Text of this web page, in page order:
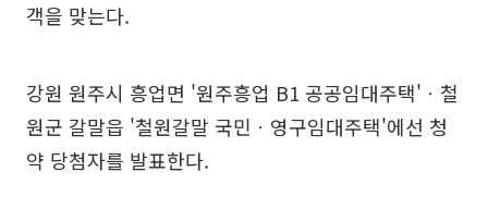
객을 맞는다.
강원 원주시 흥업면 '원주흥업 B1 공공임대주택'ㆍ철
원군 갈말읍 '철원갈말 국민ㆍ영구임대주택'에선 청
약 당첨자를 발표한다.